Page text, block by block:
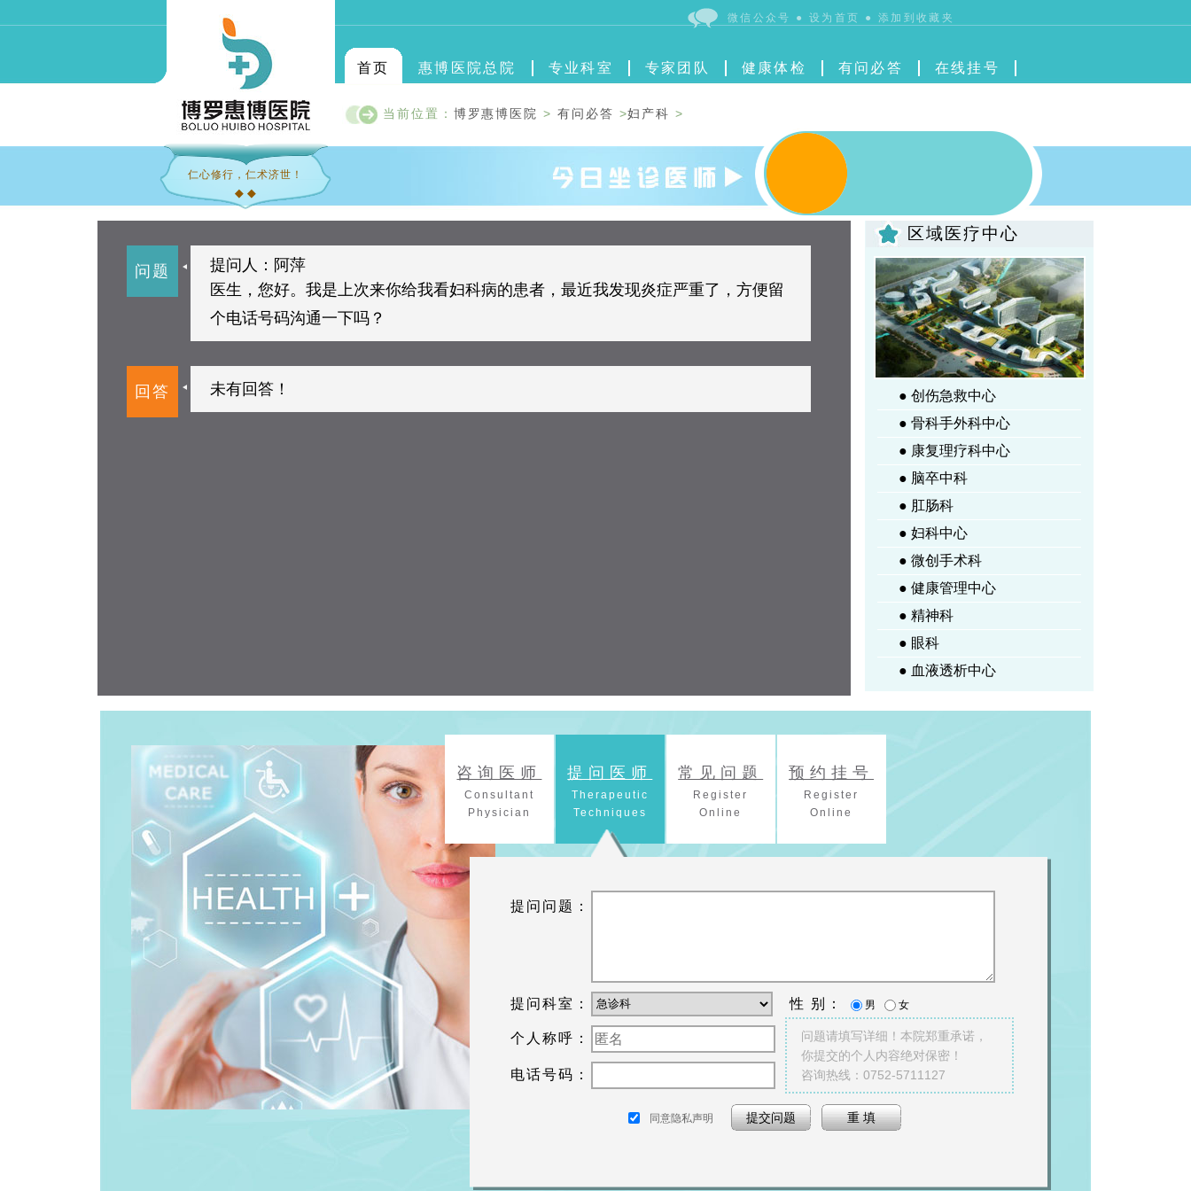
微信公众号 ●设为首页 ● 添加到收藏夹
首页 惠博医院总院 专业科室 专家团队 健康体检 有问必答 在线挂号
当前位置： 博罗惠博医院 > 有问必答 >妇产科 >
仁心修行，仁术济世！
◆ ◆
问题
提问人：阿萍
医生，您好。我是上次来你给我看妇科病的患者，最近我发现炎症严重了，方便留
个电话号码沟通一下吗？
回答 未有回答！
区域医疗中心
● 创伤急救中心
● 骨科手外科中心
● 康复理疗科中心
● 脑卒中科
● 肛肠科
● 妇科中心
● 微创手术科
● 健康管理中心
● 精神科
● 眼科
● 血液透析中心
提问问题：
提问科室： 性 别： 男 女
个人称呼：
问题请填写详细！本院郑重承诺，
你提交的个人内容绝对保密！
咨询热线：0752-5711127
电话号码：
同意隐私声明 提交问题 重 填
咨询医师
Consultant
Physician
提问医师
Therapeutic
Techniques
常见问题
Register
Online
预约挂号
Register
Online